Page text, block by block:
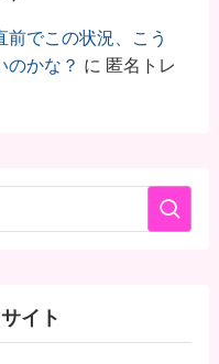
前でこの状況、こう
のかな？ に 匿名トレ
イト